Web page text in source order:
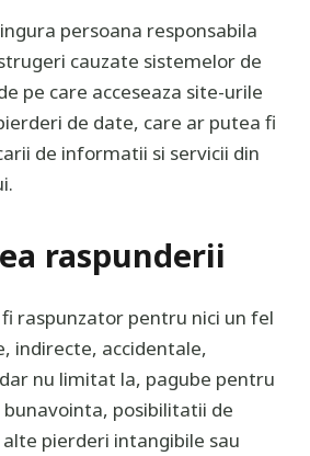
persoana responsabila
cauzate sistemelor de
pe care acceseaza site-urile
de date, care ar putea fi
de informatii si servicii din
raspunderii
fi raspunzator pentru nici un fel
indirecte, accidentale,
nu limitat la, pagube pentru
posibilitatii de
pierderi intangibile sau